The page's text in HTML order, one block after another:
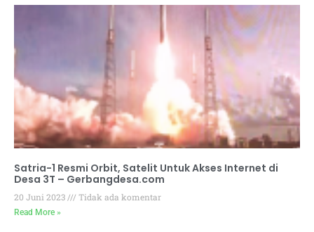
Satria-1 Resmi Orbit, Satelit Untuk Akses Internet di
Desa 3T – Gerbangdesa.com
20 Juni 2023 Tidak ada komentar
Read More »